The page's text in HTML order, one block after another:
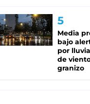
Media
bajo
por
de
granizo